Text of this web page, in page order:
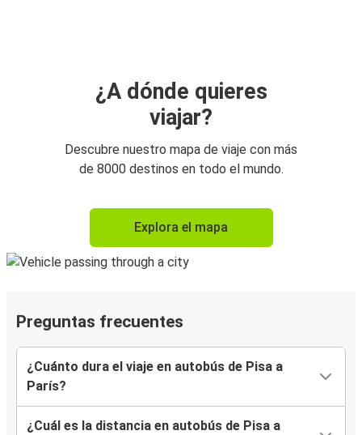
¿A dónde quieres
viajar?
Descubre nuestro mapa de viaje con más
de 8000 destinos en todo el mundo.
Explora el mapa
Preguntas frecuentes
¿Cuánto dura el viaje en autobús de Pisa a
París?
¿Cuál es la distancia en autobús de Pisa a